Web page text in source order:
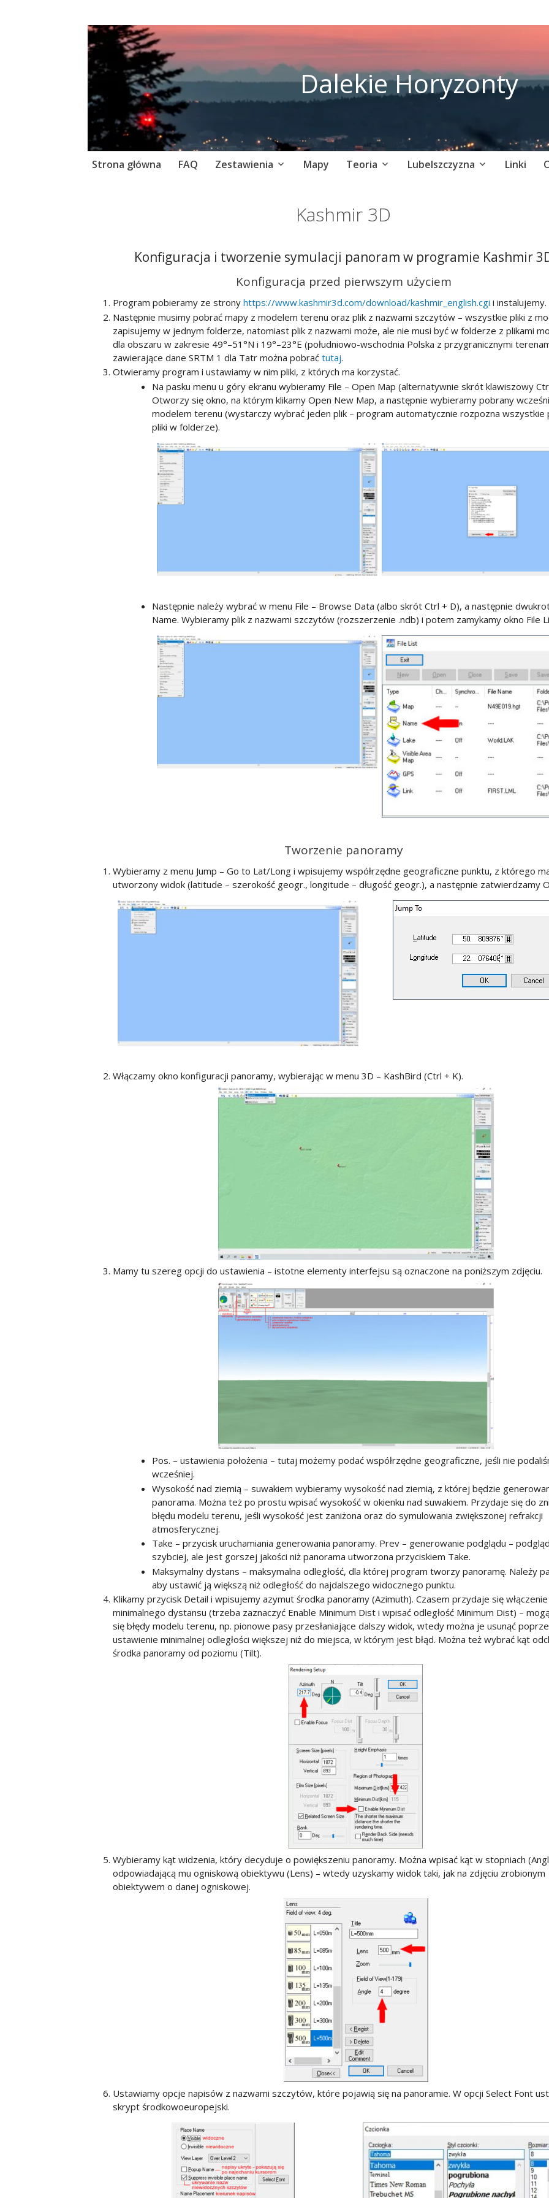
Dalekie Horyzonty
Skip
Strona główna FAQ Zestawienia Mapy Teoria Lubelszczyzna Linki
Kashmir 3D
Konfiguracja i tworzenie symulacji panoram w programie Kashmir
Konfiguracja przed pierwszym użyciem
Program pobieramy ze stronyhttps://www.kashmir3d.com/download/kashmir_english.cgi i instalujemy.
Następnie musimy pobrać mapy z modelem terenu oraz plik z nazwami szczytów – wszystkie pliki z
zapisujemy w jednym folderze, natomiast plik z nazwami może, ale nie musi być w folderze z plikami
dla obszaru w zakresie 49°–51°N i 19°–23°E (południowo-wschodnia Polska z przygranicznymi
zawierające dane SRTM 1 dla Tatr można pobraćtutaj.
Otwieramy program i ustawiamy w nim pliki, z których ma korzystać.
Na pasku menu u góry ekranu wybieramy File – Open Map (alternatywnie skrót klawiszowy
Otworzy się okno, na którym klikamy Open New Map, a następnie wybieramy pobrany
modelem terenu (wystarczy wybrać jeden plik – program automatycznie rozpozna wszystkie
pliki w folderze).
Następnie należy wybrać w menu File – Browse Data (albo skrót Ctrl + D), a następnie
Name. Wybieramy plik z nazwami szczytów (rozszerzenie .ndb) i potem zamykamy okno File
Tworzenie panoramy
Wybieramy z menu Jump – Go to Lat/Long i wpisujemy współrzędne geograficzne punktu, z którego
utworzony widok (latitude – szerokość geogr., longitude – długość geogr.), a następnie zatwierdzamy
Włączamy okno konfiguracji panoramy, wybierając w menu 3D – KashBird (Ctrl + K).
Mamy tu szereg opcji do ustawienia – istotne elementy interfejsu są oznaczone na poniższym zdjęciu.
Pos. – ustawienia położenia – tutaj możemy podać współrzędne geograficzne, jeśli nie
wcześniej.
Wysokość nad ziemią – suwakiem wybieramy wysokość nad ziemią, z której będzie
panorama. Można też po prostu wpisać wysokość w okienku nad suwakiem. Przydaje się do
błędu modelu terenu, jeśli wysokość jest zaniżona oraz do symulowania zwiększonej refrakcji
atmosferycznej.
Take – przycisk uruchamiania generowania panoramy. Prev – generowanie podglądu –
szybciej, ale jest gorszej jakości niż panorama utworzona przyciskiem Take.
Maksymalny dystans – maksymalna odległość, dla której program tworzy panoramę. Należy
aby ustawić ją większą niż odległość do najdalszego widocznego punktu.
Klikamy przycisk Detail i wpisujemy azymut środka panoramy (Azimuth). Czasem przydaje się włączenie
minimalnego dystansu (trzeba zaznaczyć Enable Minimum Dist i wpisać odległość Minimum Dist) –
się błędy modelu terenu, np. pionowe pasy przesłaniające dalszy widok, wtedy można je usunąć
ustawienie minimalnej odległości większej niż do miejsca, w którym jest błąd. Można też wybrać kąt
środka panoramy od poziomu (Tilt).
Wybieramy kąt widzenia, który decyduje o powiększeniu panoramy. Można wpisać kąt w stopniach
odpowiadającą mu ogniskową obiektywu (Lens) – wtedy uzyskamy widok taki, jak na zdjęciu zrobionym
obiektywem o danej ogniskowej.
Ustawiamy opcje napisów z nazwami szczytów, które pojawią się na panoramie. W opcji Select Font
skrypt środkowoeuropejski.